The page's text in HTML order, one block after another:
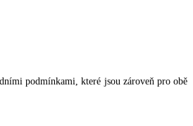
podmínkami, které jsou zároveň pro obě